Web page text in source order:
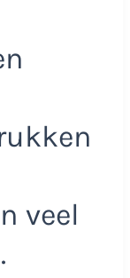
veel